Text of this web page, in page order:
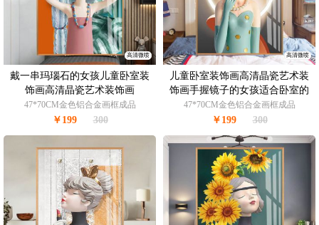
高清微喷
戴一串玛瑙石的女孩儿童卧室装
饰画高清晶瓷艺术装饰画
47*70CM金色铝合金画框成品
￥199 300
高清微喷
儿童卧室装饰画高清晶瓷艺术装
饰画手握镜子的女孩适合卧室的
装饰画
47*70CM金色铝合金画框成品
￥199 300